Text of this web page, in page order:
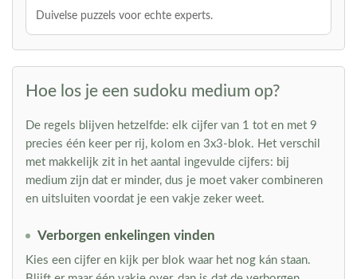
Duivelse puzzels voor echte experts.
Hoe los je een sudoku medium op?
De regels blijven hetzelfde: elk cijfer van 1 tot en met 9
precies één keer per rij, kolom en 3x3-blok. Het verschil
met makkelijk zit in het aantal ingevulde cijfers: bij
medium zijn dat er minder, dus je moet vaker combineren
en uitsluiten voordat je een vakje zeker weet.
Verborgen enkelingen vinden
Kies een cijfer en kijk per blok waar het nog kán staan.